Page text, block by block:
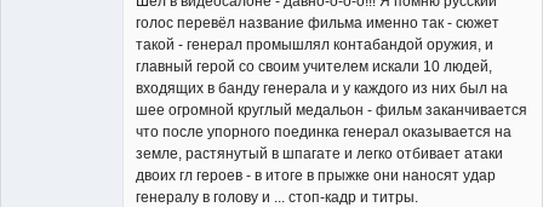
голос перевёл название фильма именно так - сюжет
такой - генерал промышлял контабандой оружия, и
главный герой со своим учителем искали 10 людей,
входящих в банду генерала и у каждого из них был на
шее огромной круглый медальон - фильм заканчивается
что после упорного поединка генерал оказывается на
земле, растянутый в шпагате и легко отбивает атаки
двоих гл героев - в итоге в прыжке они наносят удар
генералу в голову и ... стоп-кадр и титры.